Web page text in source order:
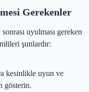
Gerekenler
uyulması gereken
şunlardır:
kesinlikle uyun ve
gösterin.